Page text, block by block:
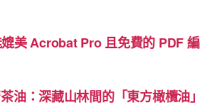
美 Acrobat Pro 且免費的 PDF 編
油：深藏山林間的「東方橄欖油」